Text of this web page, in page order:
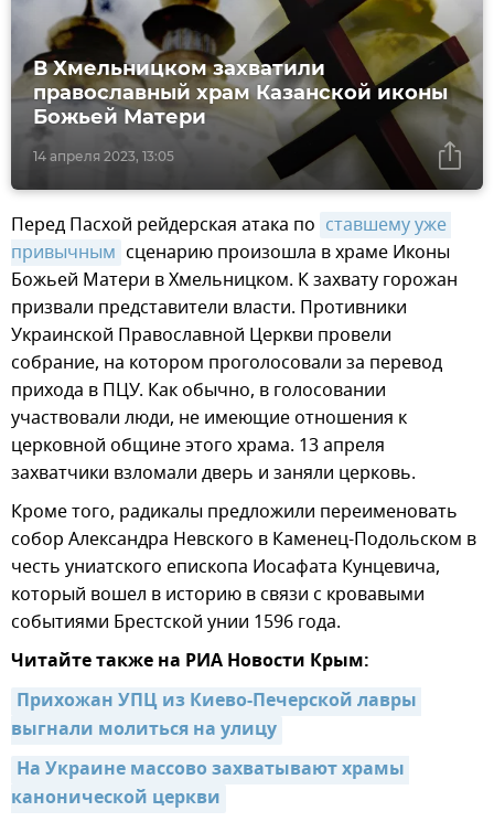
14 апреля 2023, 13:05
В Хмельницком захватили
православный храм Казанской иконы
Божьей Матери
Перед Пасхой рейдерская атака по ставшему уже
привычным сценарию произошла в храме Иконы
Божьей Матери в Хмельницком. К захвату горожан
призвали представители власти. Противники
Украинской Православной Церкви провели
собрание, на котором проголосовали за перевод
прихода в ПЦУ. Как обычно, в голосовании
участвовали люди, не имеющие отношения к
церковной общине этого храма. 13 апреля
захватчики взломали дверь и заняли церковь.
Кроме того, радикалы предложили переименовать
собор Александра Невского в Каменец-Подольском в
честь униатского епископа Иосафата Кунцевича,
который вошел в историю в связи с кровавыми
событиями Брестской унии 1596 года.
Читайте также на РИА Новости Крым:
Прихожан УПЦ из Киево-Печерской лавры
выгнали молиться на улицу
На Украине массово захватывают храмы
канонической церкви